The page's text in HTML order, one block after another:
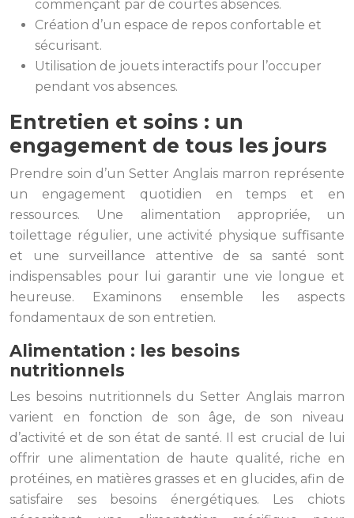
commençant par de courtes absences.
Création d’un espace de repos confortable et
sécurisant.
Utilisation de jouets interactifs pour l’occuper
pendant vos absences.
Entretien et soins : un
engagement de tous les jours
Prendre soin d’un Setter Anglais marron représente
un engagement quotidien en temps et en
ressources. Une alimentation appropriée, un
toilettage régulier, une activité physique suffisante
et une surveillance attentive de sa santé sont
indispensables pour lui garantir une vie longue et
heureuse. Examinons ensemble les aspects
fondamentaux de son entretien.
Alimentation : les besoins
nutritionnels
Les besoins nutritionnels du Setter Anglais marron
varient en fonction de son âge, de son niveau
d’activité et de son état de santé. Il est crucial de lui
offrir une alimentation de haute qualité, riche en
protéines, en matières grasses et en glucides, afin de
satisfaire ses besoins énergétiques. Les chiots